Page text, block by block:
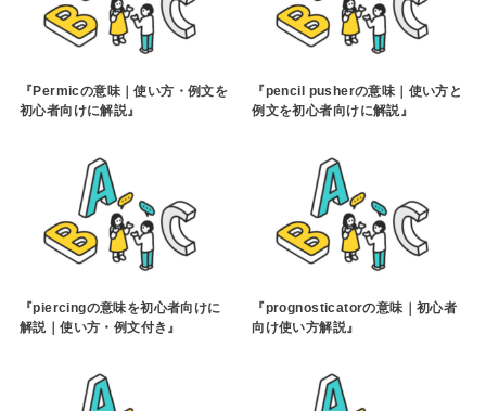
『Permicの意味｜使い方・例文を
初心者向けに解説』
『pencil pusherの意味｜使い方と
例文を初心者向けに解説』
『piercingの意味を初心者向けに
解説｜使い方・例文付き』
『prognosticatorの意味｜初心者
向け使い方解説』